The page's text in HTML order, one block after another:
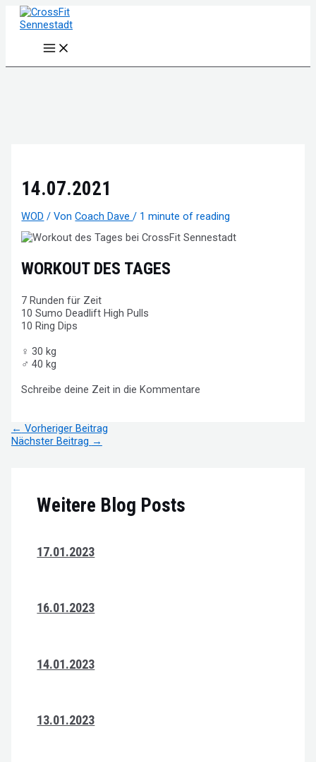
Zum
Inhalt
Main
Menu
14.07.2021
WOD / VonCoach Dave/ 1 minute of reading
WORKOUT DES TAGES
7 Runden für Zeit
10 Sumo Deadlift High Pulls
10 Ring Dips
♀ 30 kg
♂ 40 kg
Schreibe deine Zeit in die Kommentare
Beitragsnavigation
← Vorheriger Beitrag
Nächster Beitrag →
Weitere Blog Posts
17.01.2023
16.01.2023
14.01.2023
13.01.2023